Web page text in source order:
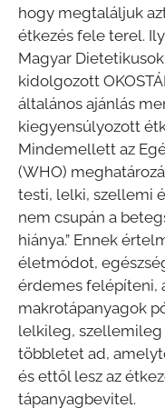
hogy megtaláljuk
étkezés fele terel.
Magyar
kidolgozott
általános ajánlás
kiegyensúlyozott
Mindemellett az
(WHO)
testi, lelki, szellemi
nem csupán a
hiánya.” Ennek
életmódot,
érdemes felépíteni,
makrotápanyagok
lelkileg, szellemileg
többletet ad,
és ettől lesz az
tápanyagbevitel.